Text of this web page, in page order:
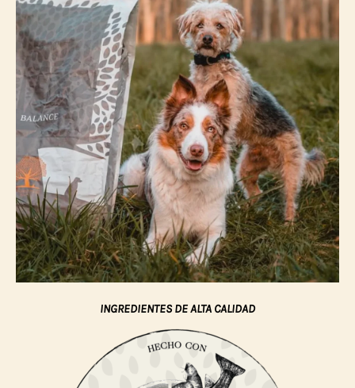
INGREDIENTES DE ALTA CALIDAD